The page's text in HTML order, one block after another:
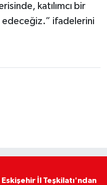
katılımcı bir
edeceğiz.” ifadelerini
Eskişehir İl Teşkilatı'ndan